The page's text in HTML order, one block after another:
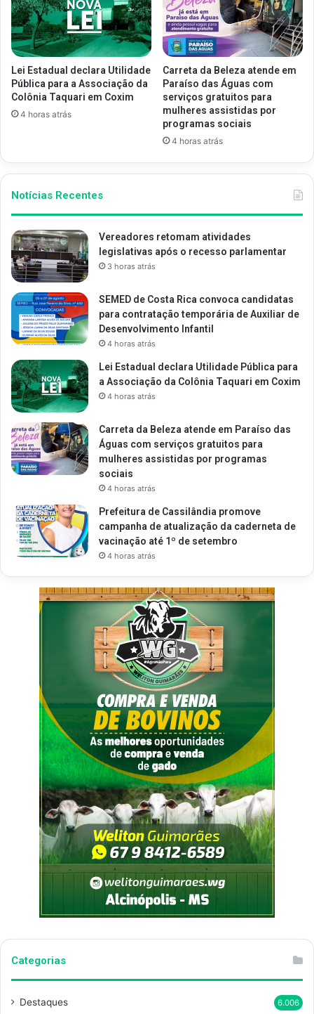
Lei Estadual declara Utilidade
Pública para a Associação da
Colônia Taquari em Coxim
4 horas atrás
Carreta da Beleza atende em
Paraíso das Águas com
serviços gratuitos para
mulheres assistidas por
programas sociais
4 horas atrás
Notícias Recentes
Vereadores retomam atividades
legislativas após o recesso parlamentar
3 horas atrás
SEMED de Costa Rica convoca candidatas
para contratação temporária de Auxiliar de
Desenvolvimento Infantil
4 horas atrás
Lei Estadual declara Utilidade Pública para
a Associação da Colônia Taquari em Coxim
4 horas atrás
Carreta da Beleza atende em Paraíso das
Águas com serviços gratuitos para
mulheres assistidas por programas
sociais
4 horas atrás
Prefeitura de Cassilândia promove
campanha de atualização da caderneta de
vacinação até 1º de setembro
4 horas atrás
Categorias
Destaques 6.006